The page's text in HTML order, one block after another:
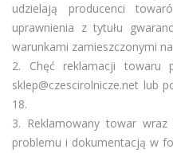
udzielają producenci
uprawnienia z tytułu
warunkami zamieszczonymi
2. Chęć reklamacji towaru
sklep@czescirolnicze.net lub
18.
3. Reklamowany towar
problemu i dokumentacją w